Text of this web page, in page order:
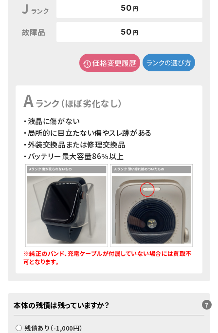
J ランク 50 円
故障品 50 円
価格変更履歴 ランクの選び方
Aランク（ほぼ劣化なし）
・液晶に傷がない
・局所的に目立たない傷やスレ跡がある
・外装交換品または修理交換品
・バッテリー最大容量86％以上
※純正のバンド、充電ケーブルが付属していない場合には買取不
可となります。
本体の残債は残っていますか？ ?
残債あり（-1,000円）